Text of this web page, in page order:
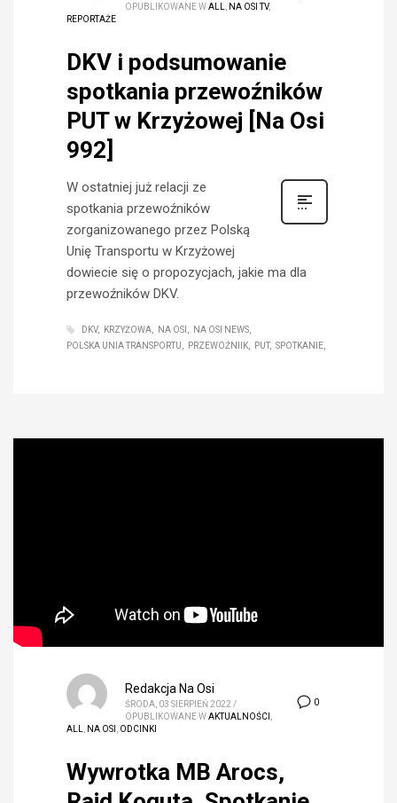
OPUBLIKOWANE WALL NA OSI TV,
REPORTAŻE
DKV i podsumowanie
spotkania przewoźników
PUT w Krzyżowej [Na Osi
992]
W ostatniej już relacji ze
spotkania przewoźników
zorganizowanego przez Polską
Unię Transportu w Krzyżowej
dowiecie się o propozycjach, jakie ma dla
przewoźników DKV.
DKV KRZYŻOWA NA OSI
NA OSI NEWS
POLSKA UNIA TRANSPORTU
PRZEWOŹNIIK PUT SPOTKANIE
0
Redakcja Na Osi
ŚRODA, 03 SIERPIEŃ 2022 /
OPUBLIKOWANE WAKTUALNOŚCI
ALL
NA OSI ODCINKI
Wywrotka MB Arocs,